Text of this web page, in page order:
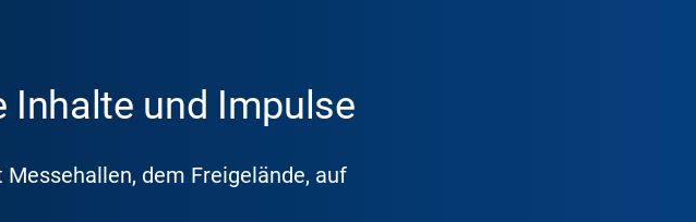
und Impulse
dem Freigelände, auf